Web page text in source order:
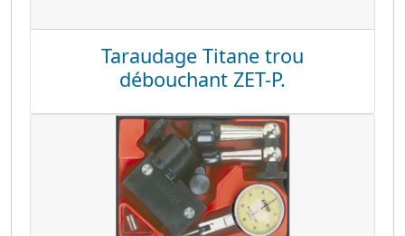
Taraudage Titane trou
débouchant ZET-P.